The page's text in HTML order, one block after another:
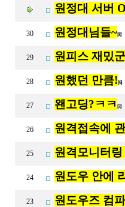
원정대 서버
30 원정대님들~[8]
29 원피스 재밌
28 원했던 만큼! [6]
27 왠고딩?ㅋㅋ [3]
26 원격접속에
25 원격모니터
24 원도우 안에
23 원도우즈 컴